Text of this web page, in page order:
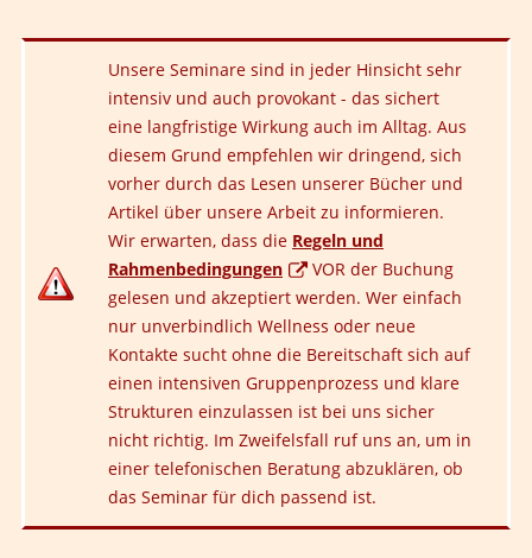
Unsere Seminare sind in jeder Hinsicht sehr
intensiv und auch provokant - das sichert
eine langfristige Wirkung auch im Alltag. Aus
diesem Grund empfehlen wir dringend, sich
vorher durch das Lesen unserer Bücher und
Artikel über unsere Arbeit zu informieren.
Wir erwarten, dass die Regeln und
Rahmenbedingungen
VOR der Buchung
gelesen und akzeptiert werden. Wer einfach
nur unverbindlich Wellness oder neue
Kontakte sucht ohne die Bereitschaft sich auf
einen intensiven Gruppenprozess und klare
Strukturen einzulassen ist bei uns sicher
nicht richtig. Im Zweifelsfall ruf uns an, um in
einer telefonischen Beratung abzuklären, ob
das Seminar für dich passend ist.